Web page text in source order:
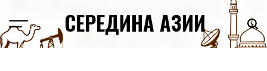
content
СЕРЕДИНА АЗИИ